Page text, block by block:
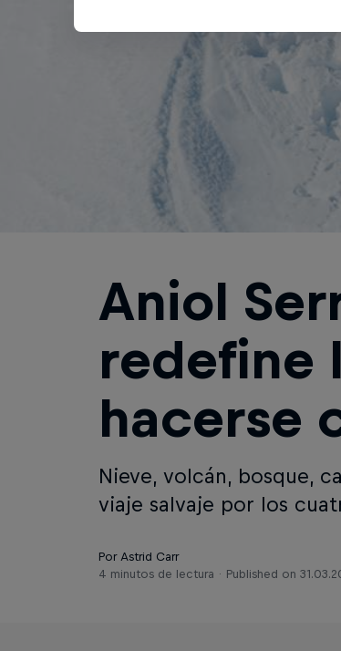
Aniol
redefine
hacerse
Nieve, volcán, bosque,
viaje salvaje por los
Por Astrid Carr
4 minutos de lectura
Published on